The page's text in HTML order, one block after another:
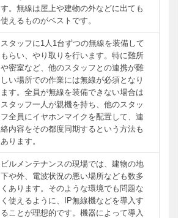
す。無線は屋上や建物の外などに出ても
使えるものがベストです。
スタッフに1人1台ずつの無線を装備して
もらい、やり取りを行います。特に難所
や密室など、他のスタッフとの連携が難
しい場所での作業には無線が必須となり
ます。全員が無線を装備できない場合は
スタッフ一人が親機を持ち、他のスタッ
フ全員にイヤホンマイクを配置して、連
絡内容をその都度同期するという方法も
あります。
ビルメンテナンスの現場では、建物の地
下や外、電波状況の悪い場所なども数多
くあります。そのような環境でも問題な
く使えるように、IP無線機などを導入す
ることが理想的です。機器によって導入